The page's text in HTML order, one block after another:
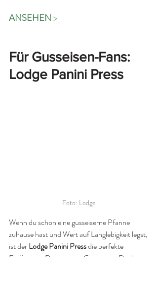
ANSEHEN >
Für Gusseisen-Fans:
Lodge Panini Press
Foto: Lodge
Wenn du schon eine gusseiserne Pfanne
zuhause hast und Wert auf Langlebigkeit legst,
ist der Lodge Panini Press die perfekte
Ergänzung. Der massive Gusseisen-Deckel